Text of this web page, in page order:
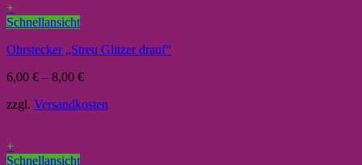
+
Schnellansicht
Ohrstecker „Streu Glitzer drauf“
6,00 € – 8,00 €
zzgl. Versandkosten
+
Schnellansicht